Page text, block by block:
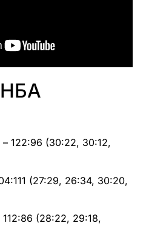
НБА
– 122:96 (30:22, 30:12,
(27:29, 26:34, 30:20,
112:86 (28:22, 29:18,